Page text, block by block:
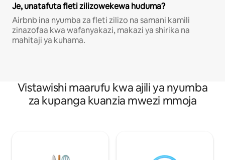
Je, unatafuta fleti zilizowekewa huduma?
Airbnb ina nyumba za fleti zilizo na samani kamili
zinazofaa kwa wafanyakazi, makazi ya shirika na
mahitaji ya kuhama.
Vistawishi maarufu kwa ajili ya nyumba
za kupanga kuanzia mwezi mmoja